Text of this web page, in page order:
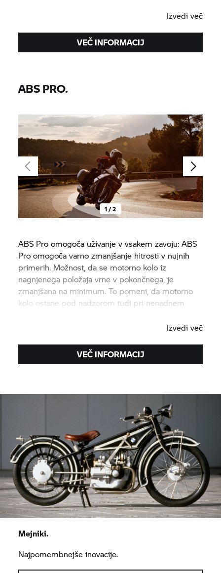
Izvedi več
VEČ INFORMACIJ
ABS PRO.
1 / 2
ABS Pro omogoča uživanje v vsakem zavoju: ABS
Pro omogoča varno zmanjšanje hitrosti v nujnih
primerih. Možnost, da se motorno kolo iz
nagnjenega položaja vrne v pokončnega, je
zmanjšana na minimum. To pomeni, da motorno
kolo ostane pod nadzorom tudi pri nenadnem
Izvedi več
VEČ INFORMACIJ
Mejniki.
Najpomembnejše inovacije.